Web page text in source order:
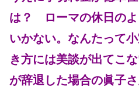
は？ ローマの休日のよ
いかない。なんたって
き方には美談が出てこ
が辞退した場合の眞子